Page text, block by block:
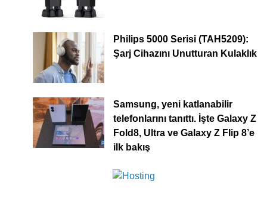
Philips 5000 Serisi (TAH5209):
Şarj Cihazını Unutturan Kulaklık
Samsung, yeni katlanabilir
telefonlarını tanıttı. İşte Galaxy Z
Fold8, Ultra ve Galaxy Z Flip 8’e
ilk bakış